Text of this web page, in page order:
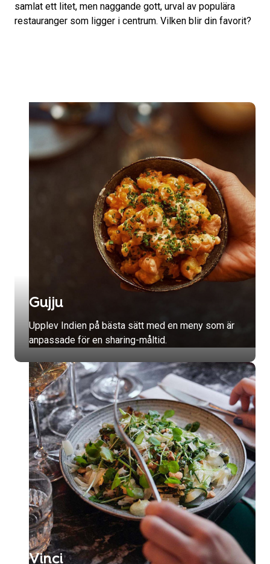
samlat ett litet, men naggande gott, urval av populära
restauranger som ligger i centrum. Vilken blir din favorit?
Gujju
Upplev Indien på bästa sätt med en meny som är
anpassade för en sharing-måltid.
Vinci